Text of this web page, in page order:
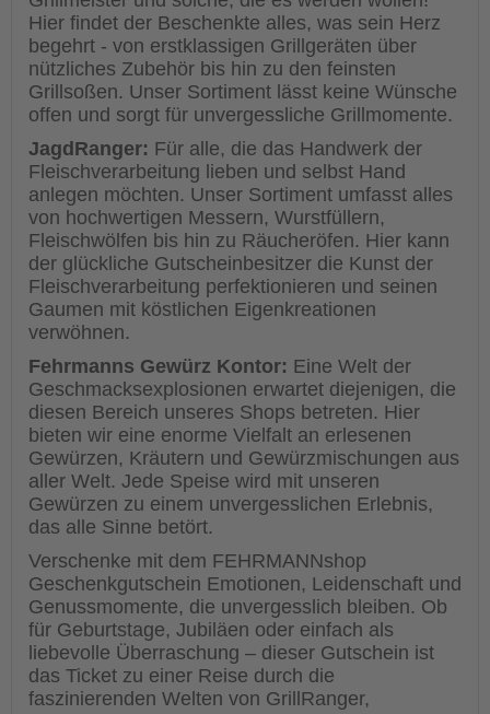
Hier findet der Beschenkte alles, was sein Herz
begehrt - von erstklassigen Grillgeräten über
nützliches Zubehör bis hin zu den feinsten
Grillsoßen. Unser Sortiment lässt keine Wünsche
offen und sorgt für unvergessliche Grillmomente.
JagdRanger: Für alle, die das Handwerk der
Fleischverarbeitung lieben und selbst Hand
anlegen möchten. Unser Sortiment umfasst alles
von hochwertigen Messern, Wurstfüllern,
Fleischwölfen bis hin zu Räucheröfen. Hier kann
der glückliche Gutscheinbesitzer die Kunst der
Fleischverarbeitung perfektionieren und seinen
Gaumen mit köstlichen Eigenkreationen
verwöhnen.
Fehrmanns Gewürz Kontor: Eine Welt der
Geschmacksexplosionen erwartet diejenigen, die
diesen Bereich unseres Shops betreten. Hier
bieten wir eine enorme Vielfalt an erlesenen
Gewürzen, Kräutern und Gewürzmischungen aus
aller Welt. Jede Speise wird mit unseren
Gewürzen zu einem unvergesslichen Erlebnis,
das alle Sinne betört.
Verschenke mit dem FEHRMANNshop
Geschenkgutschein Emotionen, Leidenschaft und
Genussmomente, die unvergesslich bleiben. Ob
für Geburtstage, Jubiläen oder einfach als
liebevolle Überraschung – dieser Gutschein ist
das Ticket zu einer Reise durch die
faszinierenden Welten von GrillRanger,